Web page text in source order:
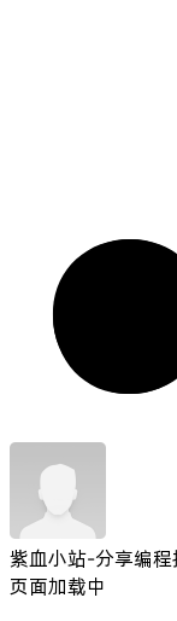
紫血小站-分享编
页面加载中